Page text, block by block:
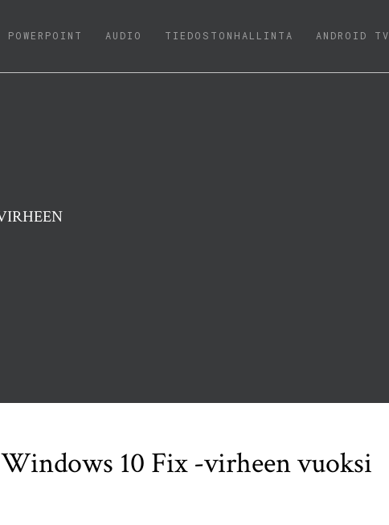
POWERPOINT AUDIO TIEDOSTONHALLINTA ANDROID TV
10 Fix -virheen vuoksi